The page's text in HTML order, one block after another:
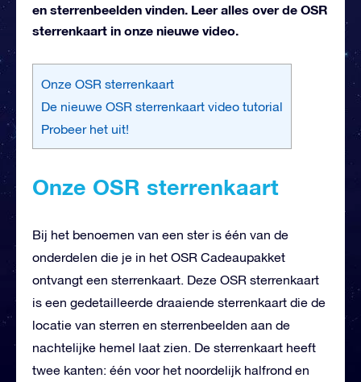
en sterrenbeelden vinden. Leer alles over de OSR
sterrenkaart in onze nieuwe video.
Onze OSR sterrenkaart
De nieuwe OSR sterrenkaart video tutorial
Probeer het uit!
Onze OSR sterrenkaart
Bij het benoemen van een ster is één van de
onderdelen die je in het OSR Cadeaupakket
ontvangt een sterrenkaart. Deze OSR sterrenkaart
is een gedetailleerde draaiende sterrenkaart die de
locatie van sterren en sterrenbeelden aan de
nachtelijke hemel laat zien. De sterrenkaart heeft
twee kanten: één voor het noordelijk halfrond en